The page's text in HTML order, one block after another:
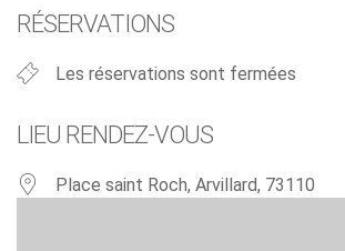
RÉSERVATIONS
Les réservations sont fermées
LIEU RENDEZ-VOUS
Place saint Roch, Arvillard, 73110